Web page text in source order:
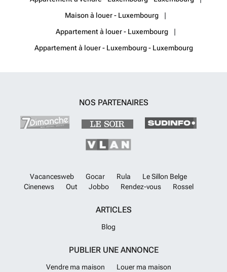
Maison à louer - Luxembourg
Appartement à louer - Luxembourg
Appartement à louer - Luxembourg - Luxembourg
NOS PARTENAIRES
Vacancesweb Gocar Rula
Le Sillon Belge
Cinenews
Out Jobbo Rendez-vous Rossel
ARTICLES
Blog
PUBLIER UNE ANNONCE
Vendre ma maison
Louer ma maison